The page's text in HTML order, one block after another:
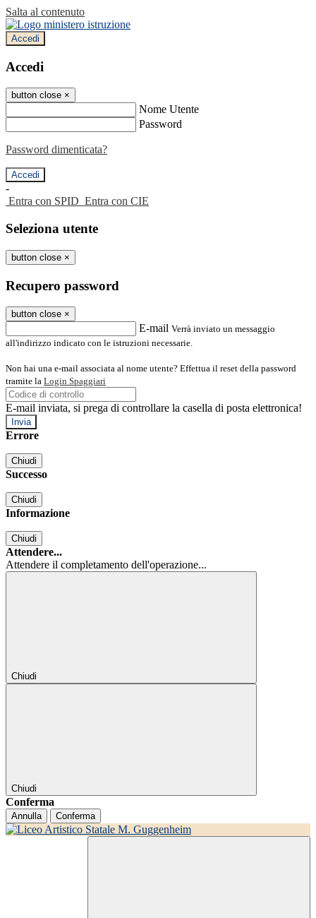
Salta al contenuto
Accedi
Accedi
button close ×
Nome Utente
Password
Password dimenticata?
-
Entra con SPID Entra con CIE
Seleziona utente
button close ×
Recupero password
button close ×
E-mail Verrà inviato un messaggio
all'indirizzo indicato con le istruzioni necessarie.
Non hai una e-mail associata al nome utente? Effettua il reset della password
tramite la Login Spaggiari
E-mail inviata, si prega di controllare la casella di posta elettronica!
Errore
Chiudi
Successo
Chiudi
Informazione
Chiudi
Attendere...
Attendere il completamento dell'operazione...
Chiudi
Chiudi
Conferma
Annulla Conferma